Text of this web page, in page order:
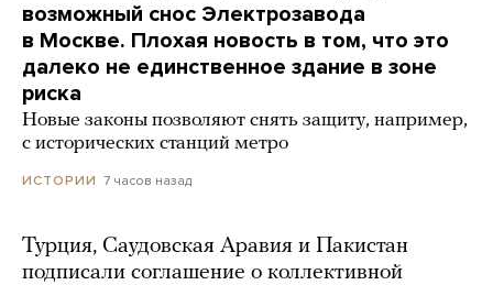
возможный снос Электрозавода
в Москве. Плохая новость в том, что это
далеко не единственное здание в зоне
риска
Новые законы позволяют снять защиту, например,
с исторических станций метро
ИСТОРИИ 7 часов назад
Турция, Саудовская Аравия и Пакистан
подписали соглашение о коллективной